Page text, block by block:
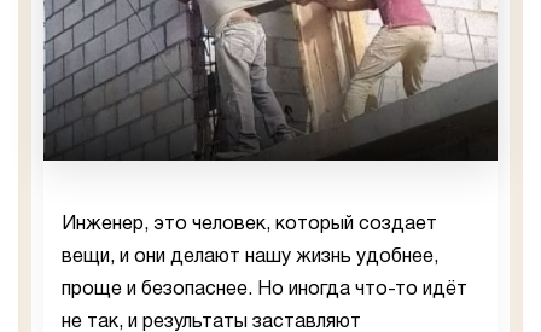
Инженер, это человек, который создает
вещи, и они делают нашу жизнь удобнее,
проще и безопаснее. Но иногда что-то идёт
не так, и результаты заставляют